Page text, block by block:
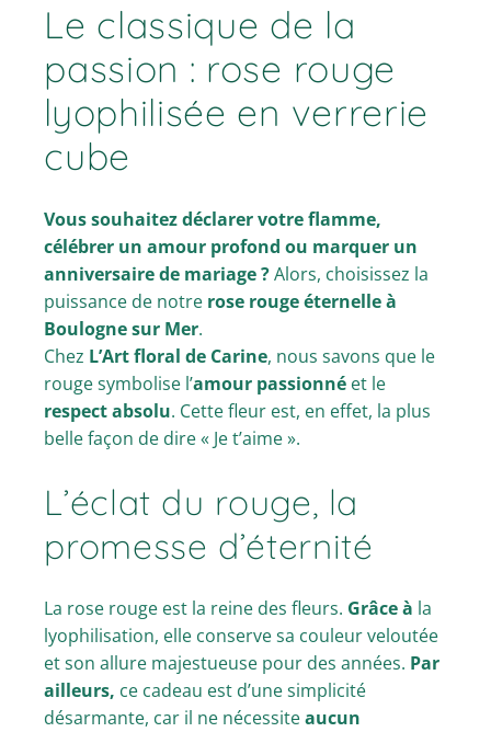
Le classique de la
passion : rose rouge
lyophilisée en verrerie
cube
Vous souhaitez déclarer votre flamme,
célébrer un amour profond ou marquer un
anniversaire de mariage ?Alors, choisissez la
puissance de notre rose rouge éternelle à
Boulogne sur Mer.
Chez L’Art floral de Carine, nous savons que le
rouge symbolise l’amour passionné et le
respect absolu. Cette fleur est, en effet, la plus
belle façon de dire « Je t’aime ».
L’éclat du rouge, la
promesse d’éternité
La rose rouge est la reine des fleurs. Grâce à la
lyophilisation, elle conserve sa couleur veloutée
et son allure majestueuse pour des années. Par
ailleurs, ce cadeau est d’une simplicité
désarmante, car il ne nécessiteaucun